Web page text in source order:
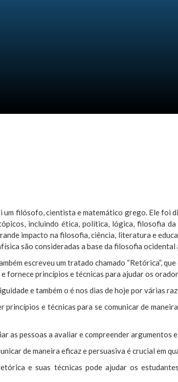
filósofo, cientista e matemático grego. Ele foi
incluindo ética, política, lógica, filosofia
impacto na filosofia, ciência, literatura e
são consideradas a base da filosofia ocidental
escreveu um tratado chamado “Retórica”,
fornece princípios e técnicas para ajudar os
e também o é nos dias de hoje por várias
princípios e técnicas para se comunicar de
as pessoas a avaliar e compreender
de maneira eficaz e persuasiva é crucial em
e suas técnicas pode ajudar os